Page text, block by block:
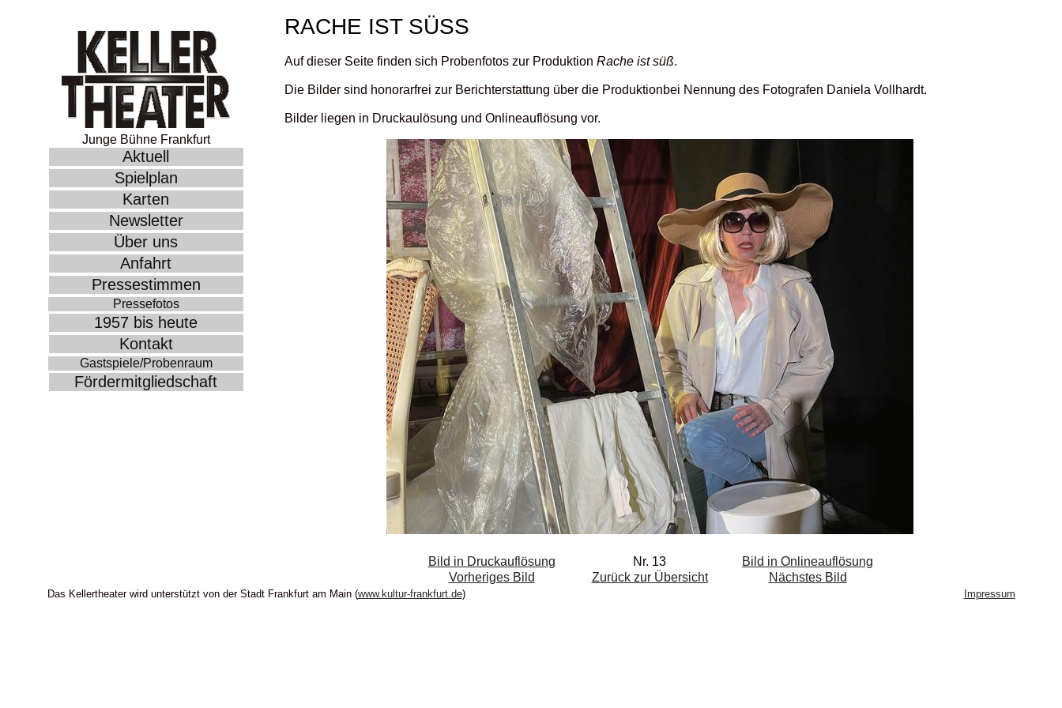
Junge Bühne Frankfurt
Aktuell
Spielplan
Karten
Newsletter
Über uns
Anfahrt
Pressestimmen
Pressefotos
1957 bis heute
Kontakt
Gastspiele/Probenraum
Fördermitgliedschaft
RACHE IST SÜSS
Auf dieser Seite finden sich Probenfotos zur Produktion Rache ist süß.
Die Bilder sind honorarfrei zur Berichterstattung über die Produktionbei Nennung des Fotografen Daniela Vollhardt.
Bilder liegen in Druckaulösung und Onlineauflösung vor.
Bild in Druckauflösung Nr. 13
Bild in Onlineauflösung
Vorheriges Bild
Zurück zur Übersicht Nächstes Bild
Das Kellertheater wird unterstützt von der Stadt Frankfurt am Main (www.kultur-frankfurt.de) Impressum